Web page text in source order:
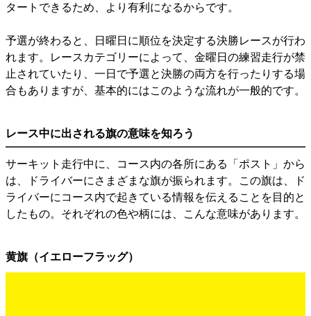
タートできるため、より有利になるからです。
予選が終わると、日曜日に順位を決定する決勝レースが行わ
れます。レースカテゴリーによって、金曜日の練習走行が禁
止されていたり、一日で予選と決勝の両方を行ったりする場
合もありますが、基本的にはこのような流れが一般的です。
レース中に出される旗の意味を知ろう
サーキット走行中に、コース内の各所にある「ポスト」から
は、ドライバーにさまざまな旗が振られます。この旗は、ド
ライバーにコース内で起きている情報を伝えることを目的と
したもの。それぞれの色や柄には、こんな意味があります。
黄旗（イエローフラッグ）